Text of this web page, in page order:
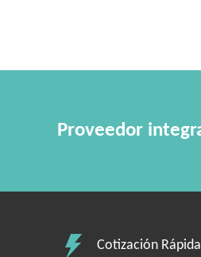
Proveedor
Cotización Rápida